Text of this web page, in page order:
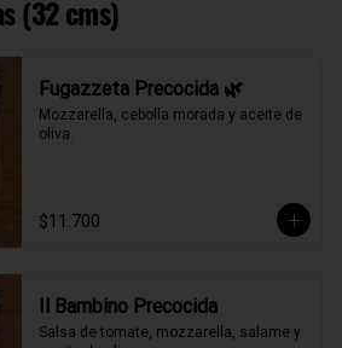
(32 cms)
Fugazzeta Precocida 🌿
Mozzarella, cebolla morada y aceite de
oliva.
$11.700
Il Bambino Precocida
Salsa de tomate, mozzarella, salame y